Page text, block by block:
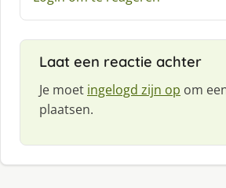
:
Laat een reactie achter
Je moet ingelogd zijn op om
plaatsen.